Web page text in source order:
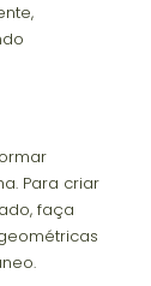
Para criar
faça